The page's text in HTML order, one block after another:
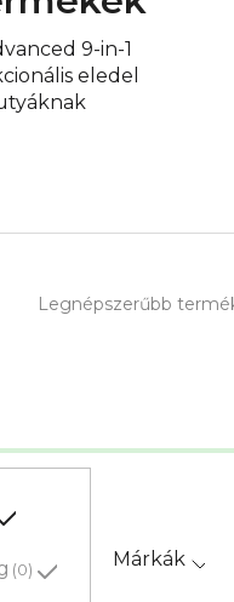
9-in-1
eledel
T
é
e
Legnépszerűbb
0 Márkák